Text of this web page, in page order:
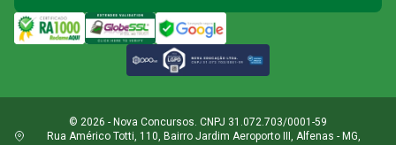
© 2026 - Nova Concursos. CNPJ 31.072.703/0001-59
Rua Américo Totti, 110, Bairro Jardim Aeroporto III, Alfenas - MG,